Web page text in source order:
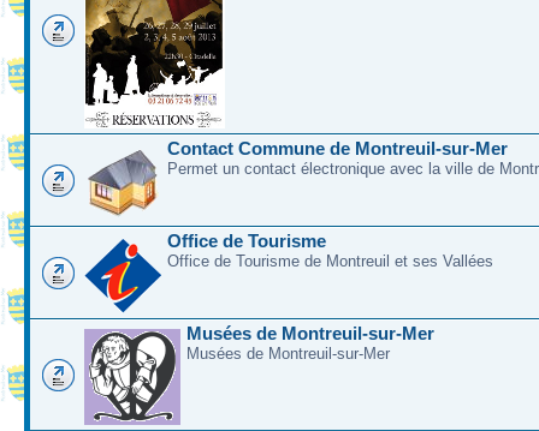
Contact Commune de Montreuil-sur-Mer
Permet un contact électronique avec la ville de
Office de Tourisme
Office de Tourisme de Montreuil et ses Vallées
Musées de Montreuil-sur-Mer
Musées de Montreuil-sur-Mer